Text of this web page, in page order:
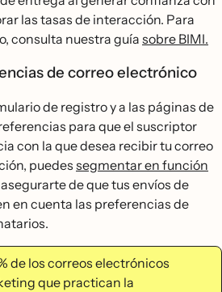
las tasas de interacción. Para
consulta nuestra guía sobre BIMI.
de correo electrónico
de registro y a las páginas de
para que el suscriptor
con la que desea recibir tu correo
puedes segmentar en función
de que tus envíos de
en cuenta las preferencias de
de los correos electrónicos
que practican la